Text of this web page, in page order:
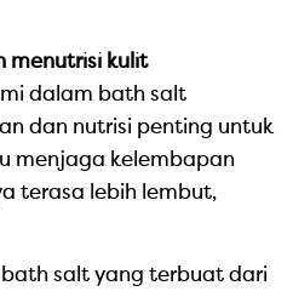
menutrisi kulit
dalam bath salt
dan nutrisi penting untuk
menjaga kelembapan
terasa lebih lembut,
salt yang terbuat dari